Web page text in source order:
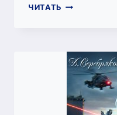
ЧИТАТЬ ВЫБОР